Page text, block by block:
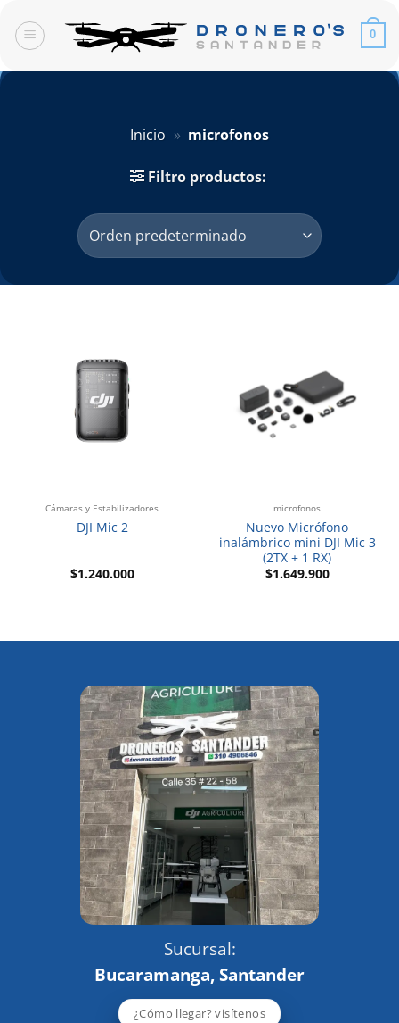
contenido
0
Inicio » microfonos
Filtro productos:
Cámaras y Estabilizadores
DJI Mic 2
$1.240.000
microfonos
Nuevo Micrófono
inalámbrico mini DJI Mic 3
(2TX + 1 RX)
$1.649.900
Sucursal:
Bucaramanga, Santander
¿Cómo llegar? visítenos